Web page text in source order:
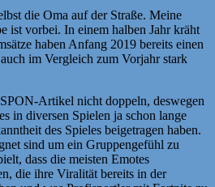
die Oma auf der Straße. Meine
ist vorbei. In einem halben Jahr kräht
haben Anfang 2019 bereits einen
im Vergleich zum Vorjahr stark
Artikel nicht doppeln, deswegen
in diversen Spielen ja schon lange
des Spieles beigetragen haben.
sind um ein Gruppengefühl zu
dass die meisten Emotes
die ihre Viralität bereits in der